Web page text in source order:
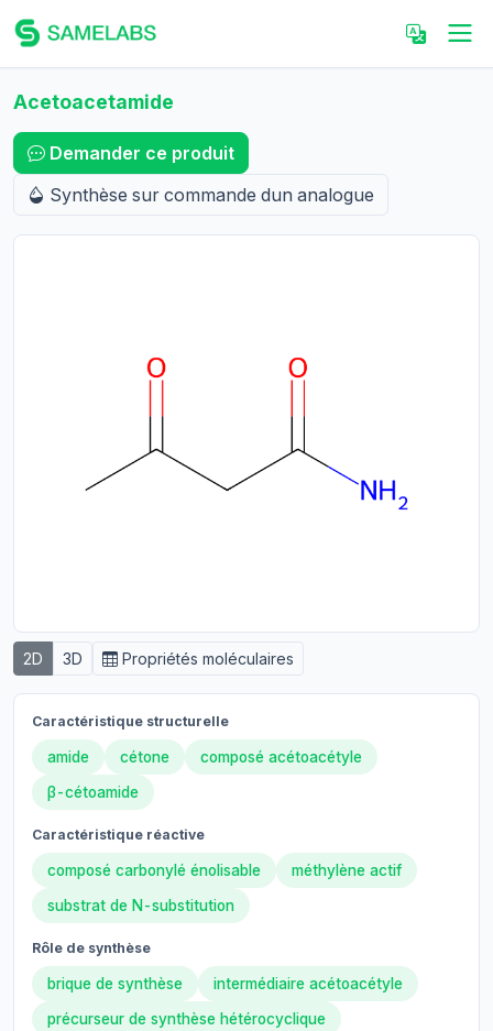
Acetoacetamide
Demander ce produit
Synthèse sur commande dun analogue
2D 3D Propriétés moléculaires
Caractéristique structurelle
amide cétone
composé acétoacétyle
β-cétoamide
Caractéristique réactive
composé carbonylé énolisable
méthylène actif
substrat de N-substitution
Rôle de synthèse
brique de synthèse
intermédiaire acétoacétyle
précurseur de synthèse hétérocyclique